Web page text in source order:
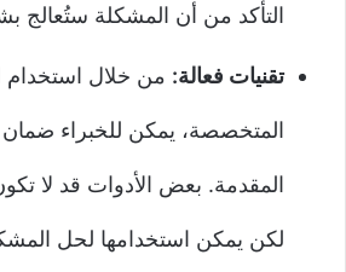
التأكد من أن المشكلة ستُعالج
تقنيات فعالة: من خلال استخدام
المتخصصة، يمكن للخبراء ضمان
المقدمة. بعض الأدوات قد لا
لكن يمكن استخدامها لحل